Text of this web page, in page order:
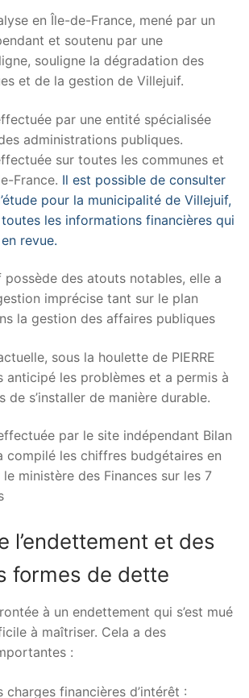
en Île-de-France, mené par un
et soutenu par une
souligne la dégradation des
et de la gestion de Villejuif.
par une entité spécialisée
administrations publiques.
sur toutes les communes et
France. Il est possible de consulter
pour la municipalité de Villejuif,
toutes les informations financières qui
revue.
possède des atouts notables, elle a
imprécise tant sur le plan
la gestion des affaires publiques
sous la houlette de PIERRE
anticipé les problèmes et a permis à
de s’installer de manière durable.
par le site indépendant Bilan
compilé les chiffres budgétaires en
ministère des Finances sur les 7
l’endettement et des
formes de dette
à un endettement qui s’est mué
à maîtriser. Cela a des
:
charges financières d’intérêt :